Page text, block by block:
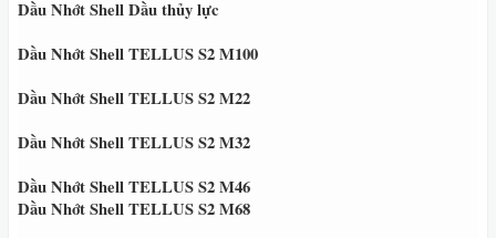
Dầu Nhớt Shell Dầu thủy lực
Dầu Nhớt Shell TELLUS S2 M100
Dầu Nhớt Shell TELLUS S2 M22
Dầu Nhớt Shell TELLUS S2 M32
Dầu Nhớt Shell TELLUS S2 M46
Dầu Nhớt Shell TELLUS S2 M68